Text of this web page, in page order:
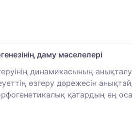
даму мәселелері
динамикасының
өзгеру дәрежесін
қатардың ең